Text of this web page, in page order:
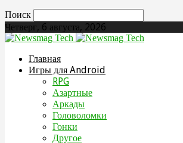
Поиск
Четверг, 6 августа, 2026
Главная
Игры для Android
RPG
Азартные
Аркады
Головоломки
Гонки
Другое